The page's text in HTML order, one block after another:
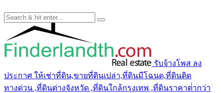
รับจ้างโพส ลง
ประกาศ ให้เช่าที่ดิน,ขายที่ดินเปล่า,ที่ดินมีโฉนด,ที่ดินติด
ทางด่วน ,ที่ดินต่างจังหวัด ,ที่ดินใกล้กรุงเทพ ,ที่ดินราคาต่ํากว่า